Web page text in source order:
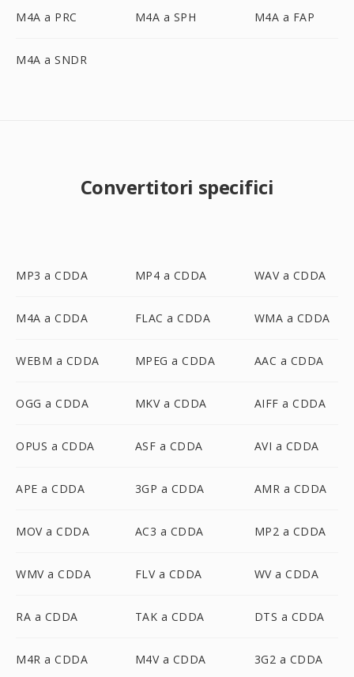
M4A a PRC M4A a SPH M4A a FAP
M4A a SNDR
Convertitori specifici
MP3 a CDDA MP4 a CDDA WAV a CDDA
M4A a CDDA FLAC a CDDA WMA a CDDA
WEBM a CDDA MPEG a CDDA AAC a CDDA
OGG a CDDA MKV a CDDA AIFF a CDDA
OPUS a CDDA ASF a CDDA AVI a CDDA
APE a CDDA 3GP a CDDA AMR a CDDA
MOV a CDDA AC3 a CDDA MP2 a CDDA
WMV a CDDA FLV a CDDA WV a CDDA
RA a CDDA TAK a CDDA DTS a CDDA
M4R a CDDA M4V a CDDA 3G2 a CDDA